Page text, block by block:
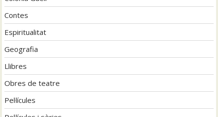
Contes
Espiritualitat
Geografia
Llibres
Obres de teatre
Pel·lícules